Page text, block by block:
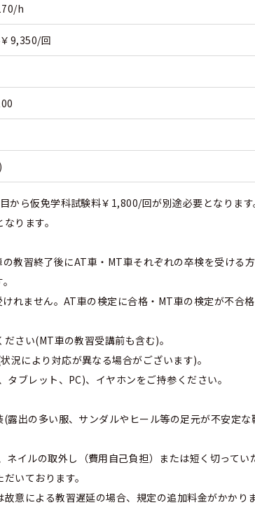
h
9,350/回
ら仮免学科試験料￥1,800/回が別途必要となりま
ります。
習終了後にAT車・MT車それぞれの卒検を受ける方
れません。AT車の検定に合格・MT車の検定が不合
さい(MT車の教習受講前も含む)。
により対応が異なる場合がございます)。
ブレット、PC)、イヤホンをご持参ください。
出の多い服、サンダルやヒール等の足元が不安定
イルの取外し（費用自己負担）または短く切ってい
いております。
意による教習遅延の場合、規定の追加料金がかかりま